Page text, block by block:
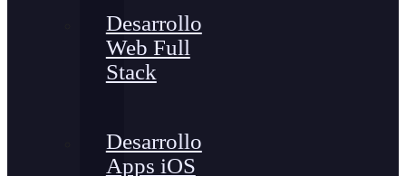
Desarrollo
Web Full
Stack
Desarrollo
Apps iOS